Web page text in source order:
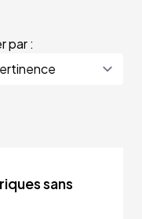
par :
sans